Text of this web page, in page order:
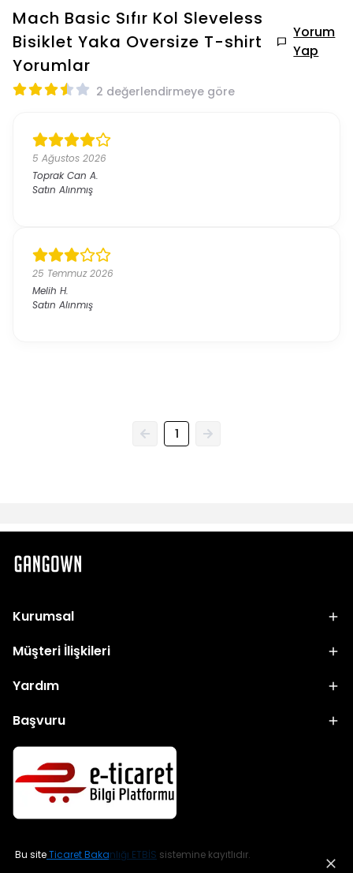
Mach Basic Sıfır Kol Sleveless
Bisiklet Yaka Oversize T-shirt
Yorumlar
Yorum
Yap
2 değerlendirmeye göre
5 Ağustos 2026
Toprak Can A.
Satın Alınmış
25 Temmuz 2026
Melih H.
Satın Alınmış
1
Kurumsal
Müşteri İlişkileri
Yardım
Başvuru
Bu siteTicaret Bakanlığı ETBİS sistemine kayıtlıdır.